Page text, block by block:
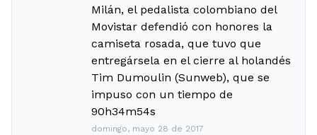
Milán, el pedalista colombiano del
Movistar defendió con honores la
camiseta rosada, que tuvo que
entregársela en el cierre al holandés
Tim Dumoulin (Sunweb), que se
impuso con un tiempo de
90h34m54s
domingo, mayo 28 de 2017